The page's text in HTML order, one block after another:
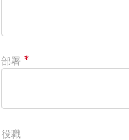
部署
役職